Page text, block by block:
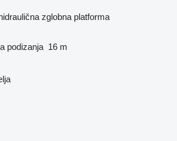
zglobna platforma
podizanja 16 m